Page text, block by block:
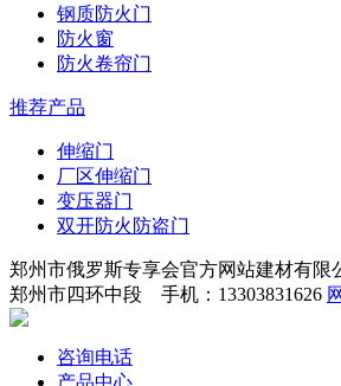
钢质防火门
防火窗
防火卷帘门
推荐产品
伸缩门
厂区伸缩门
变压器门
双开防火防盗门
郑州市俄罗斯专享会官方网站建材有限
郑州市四环中段 手机：13303831626
咨询电话
产品中心